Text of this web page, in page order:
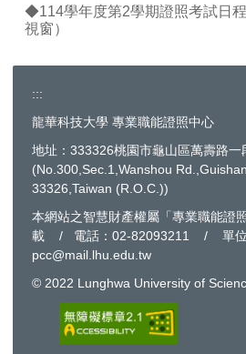
◆114學年度第2學期證照考試日
視窗）
:::
龍華科技大學 專業職能證照中心
地址：333326桃園市龜山區萬壽路一
(No.300,Sec.1,Wanshou
33326,Taiwan (R.O.C.))
本網站之智慧財產權屬「專業職能證
載 / 電話：02-82093211 / 單位
pcc@mail.lhu.edu.tw
© 2022 Lunghwa University of